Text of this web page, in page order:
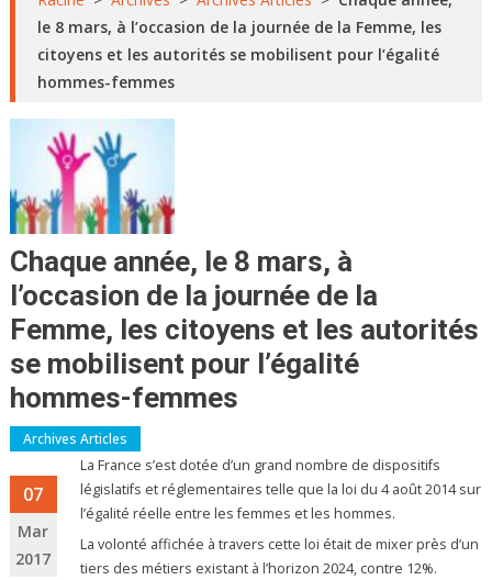
le 8 mars, à l’occasion de la journée de la Femme, les
citoyens et les autorités se mobilisent pour l’égalité
hommes-femmes
Chaque année, le 8 mars, à
l’occasion de la journée de la
Femme, les citoyens et les autorités
se mobilisent pour l’égalité
hommes-femmes
Archives Articles
07
Mar
2017
La France s’est dotée d’un grand nombre de dispositifs
législatifs et réglementaires telle que la loi du 4 août 2014 sur
l’égalité réelle entre les femmes et les hommes.
La volonté affichée à travers cette loi était de mixer près d’un
tiers des métiers existant à l’horizon 2024, contre 12%.